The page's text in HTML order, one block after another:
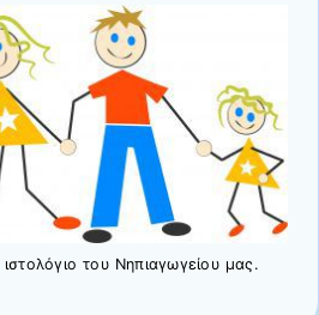
του Νηπιαγωγείου μας.